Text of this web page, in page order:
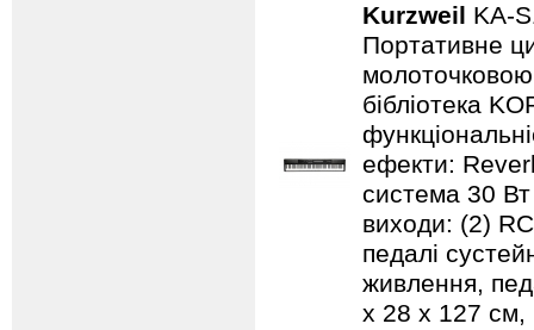
Kurzweil KA-
Портативне
молоточковою
бібліотека
ефекти:
система 30 Вт
виходи: (2)
педалі
живлення,
х 28 х 127 см,